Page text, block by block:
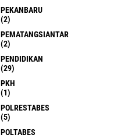
PEKANBARU
(2)
PEMATANGSIANTAR
(2)
PENDIDIKAN
(29)
PKH
(1)
POLRESTABES
(5)
POLTABES